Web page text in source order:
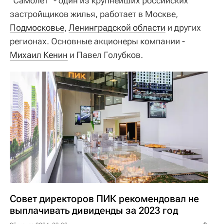
застройщиков жилья, работает в Москве,
Подмосковье, Ленинградской области и других
регионах. Основные акционеры компании -
Михаил Кенин и Павел Голубков.
Совет директоров ПИК рекомендовал не
выплачивать дивиденды за 2023 год